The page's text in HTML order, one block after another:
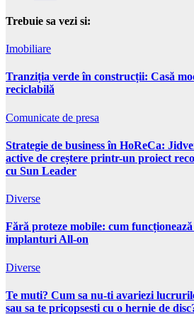
Trebuie sa vezi si:
Imobiliare
Tranziția verde în construcții: Casă
reciclabilă
Comunicate de presa
Strategie de business în HoReCa:
active de creștere printr-un proiect
cu Sun Leader
Diverse
Fără proteze mobile: cum
implanturi All-on
Diverse
Te muti? Cum sa nu-ti avariezi
sau sa te pricopsesti cu o hernie de